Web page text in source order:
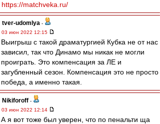
https://matchveka.ru/
tver-udomlya -
03 июн 2022 12:15
Выигрыш с такой драматургией Кубка не от нас
зависил, так что Динамо мы никак не могли
проиграть. Это компенсация за ЛЕ и
загубленный сезон. Компенсация это не просто
победа, а именно такая.
Nikiforoff -
03 июн 2022 12:14
А я вот тоже был уверен, что по пенальти ща